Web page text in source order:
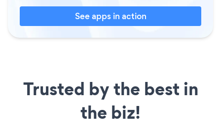
See apps in action
Trusted by the best in
the biz!